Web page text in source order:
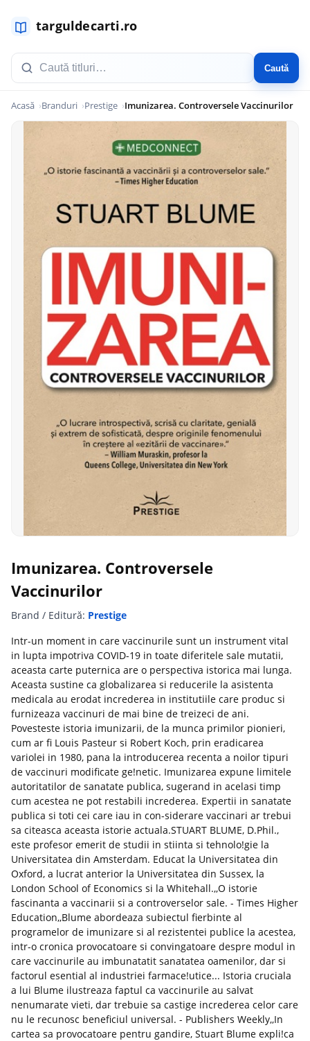
Caută
Acasă Branduri Prestige Imunizarea. Controversele Vaccinurilor
Imunizarea. Controversele
Vaccinurilor
Brand / Editură: Prestige
Intr-un moment in care vaccinurile sunt un instrument vital
in lupta impotriva COVID-19 in toate diferitele sale mutatii,
aceasta carte puternica are o perspectiva istorica mai lunga.
Aceasta sustine ca globalizarea si reducerile la asistenta
medicala au erodat increderea in institutiile care produc si
furnizeaza vaccinuri de mai bine de treizeci de ani.
Povesteste istoria imunizarii, de la munca primilor pionieri,
cum ar fi Louis Pasteur si Robert Koch, prin eradicarea
variolei in 1980, pana la introducerea recenta a noilor tipuri
de vaccinuri modificate ge!netic. Imunizarea expune limitele
autoritatilor de sanatate publica, sugerand in acelasi timp
cum acestea ne pot restabili increderea. Expertii in sanatate
publica si toti cei care iau in con-siderare vaccinari ar trebui
sa citeasca aceasta istorie actuala.STUART BLUME, D.Phil.,
este profesor emerit de studii in stiinta si tehnolo!gie la
Universitatea din Amsterdam. Educat la Universitatea din
Oxford, a lucrat anterior la Universitatea din Sussex, la
London School of Economics si la Whitehall.,,O istorie
fascinanta a vaccinarii si a controverselor sale. - Times Higher
Education,,Blume abordeaza subiectul fierbinte al
programelor de imunizare si al rezistentei publice la acestea,
intr-o cronica provocatoare si convingatoare despre modul in
care vaccinurile au imbunatatit sanatatea oamenilor, dar si
factorul esential al industriei farmace!utice... Istoria cruciala
a lui Blume ilustreaza faptul ca vaccinurile au salvat
nenumarate vieti, dar trebuie sa castige increderea celor care
nu le recunosc beneficiul universal. - Publishers Weekly,,In
cartea sa provocatoare pentru gandire, Stuart Blume expli!ca